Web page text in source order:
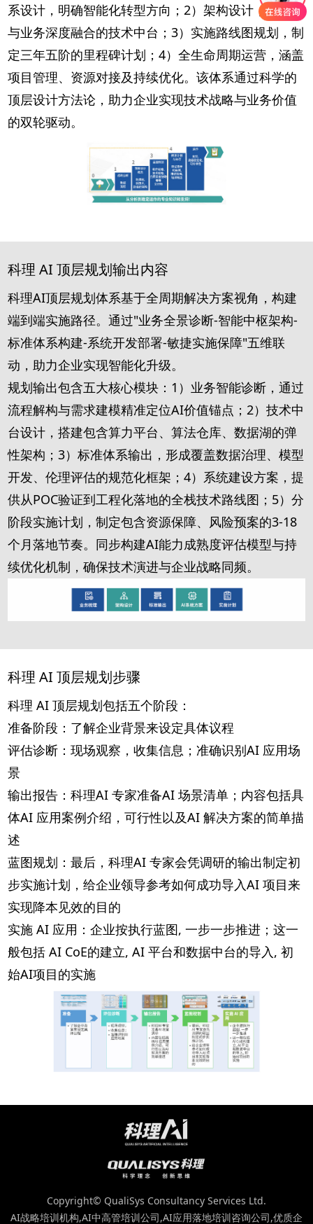
系设计，明确智能化转型方向；2）架构设计，构建AI
与业务深度融合的技术中台；3）实施路线图规划，制
定三年五阶的里程碑计划；4）全生命周期运营，涵盖
项目管理、资源对接及持续优化。该体系通过科学的
顶层设计方法论，助力企业实现技术战略与业务价值
的双轮驱动。
科理 AI 顶层规划输出内容
科理AI顶层规划体系基于全周期解决方案视角，构建
端到端实施路径。通过"业务全景诊断-智能中枢架构-
标准体系构建-系统开发部署-敏捷实施保障"五维联
动，助力企业实现智能化升级。
规划输出包含五大核心模块：1）业务智能诊断，通过
流程解构与需求建模精准定位AI价值锚点；2）技术中
台设计，搭建包含算力平台、算法仓库、数据湖的弹
性架构；3）标准体系输出，形成覆盖数据治理、模型
开发、伦理评估的规范化框架；4）系统建设方案，提
供从POC验证到工程化落地的全栈技术路线图；5）分
阶段实施计划，制定包含资源保障、风险预案的3-18
个月落地节奏。同步构建AI能力成熟度评估模型与持
续优化机制，确保技术演进与企业战略同频。
科理 AI 顶层规划步骤
科理 AI 顶层规划包括五个阶段：
准备阶段：了解企业背景来设定具体议程
评估诊断：现场观察，收集信息；准确识别AI 应用场
景
输出报告：科理AI 专家准备AI 场景清单；内容包括具
体AI 应用案例介绍，可行性以及AI 解决方案的简单描
述
蓝图规划：最后，科理AI 专家会凭调研的输出制定初
步实施计划，给企业领导参考如何成功导入AI 项目来
实现降本见效的目的
实施 AI 应用：企业按执行蓝图, 一步一步推进；这一
般包括 AI CoE的建立, AI 平台和数据中台的导入, 初
始AI项目的实施
Copyright© QualiSys Consultancy Services Ltd.
AI战略培训机构,AI中高管培训公司,AI应用落地培训咨询公司,优质企